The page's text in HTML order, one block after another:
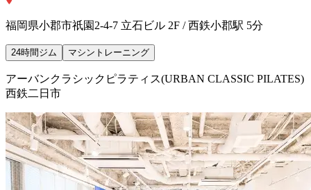
福岡県小郡市祇園2-4-7 立石ビル 2F / 西鉄小郡駅 5分
24時間ジム マシントレーニング
アーバンクラシックピラティス(URBAN CLASSIC PILATES)
西鉄二日市